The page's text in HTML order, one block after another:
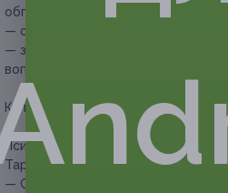
обговаривается индивидуально с
— срок выполнения расклада
— записаться на консультацию и
вопросы можно по телефону.
Купон действует на следующие
Психологическая консультация с
Таро (60 минут):
— Скидка 35% на психологическую